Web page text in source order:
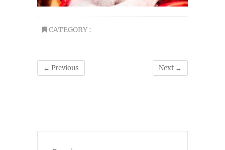
CATEGORY :
← Previous Next →